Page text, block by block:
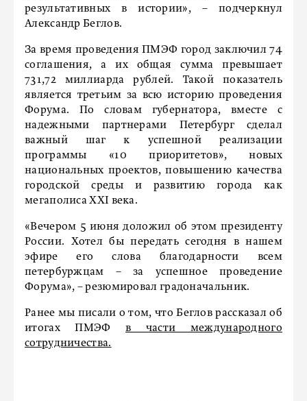
результативных в истории», – подчеркнул
Александр Беглов.
За время проведения ПМЭФ город заключил 74
соглашения, а их общая сумма превышает
731,72 миллиарда рублей. Такой показатель
является третьим за всю историю проведения
Форума. По словам губернатора, вместе с
надежными партнерами Петербург сделал
важный шаг к успешной реализации
программы «10 приоритетов», новых
национальных проектов, повышению качества
городской среды и развитию города как
мегаполиса XXI века.
«Вечером 5 июня доложил об этом президенту
России. Хотел бы передать сегодня в нашем
эфире его слова благодарности всем
петербуржцам – за успешное проведение
Форума», – резюмировал градоначальник.
Ранее мы писали о том, что Беглов рассказал об
итогах ПМЭФ в части международного
сотрудничества.